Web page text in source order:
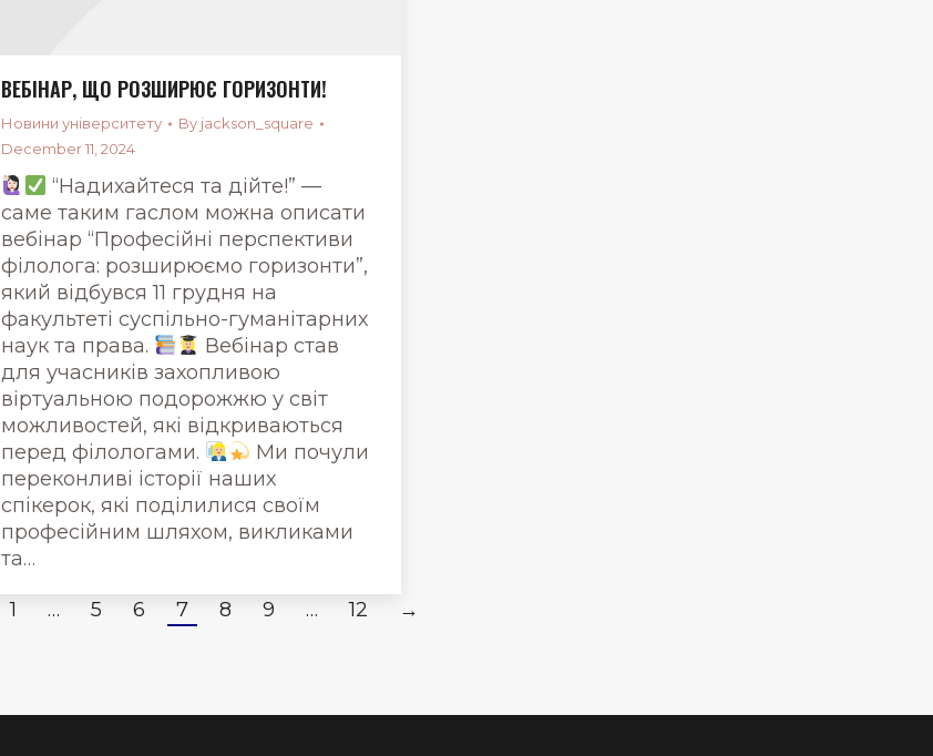
ВЕБІНАР, ЩО РОЗШИРЮЄ ГОРИЗОНТИ!
Новини університету By jackson_square
December 11, 2024
“Надихайтеся та дійте!” —
саме таким гаслом можна описати
вебінар “Професійні перспективи
філолога: розширюємо горизонти”,
який відбувся 11 грудня на
факультеті суспільно-гуманітарних
наук та права.
Вебінар став
для учасників захопливою
віртуальною подорожжю у світ
можливостей, які відкриваються
перед філологами.
Ми почули
переконливі історії наших
спікерок, які поділилися своїм
професійним шляхом, викликами
та…
1 … 5 6 7 8 9 … 12 →